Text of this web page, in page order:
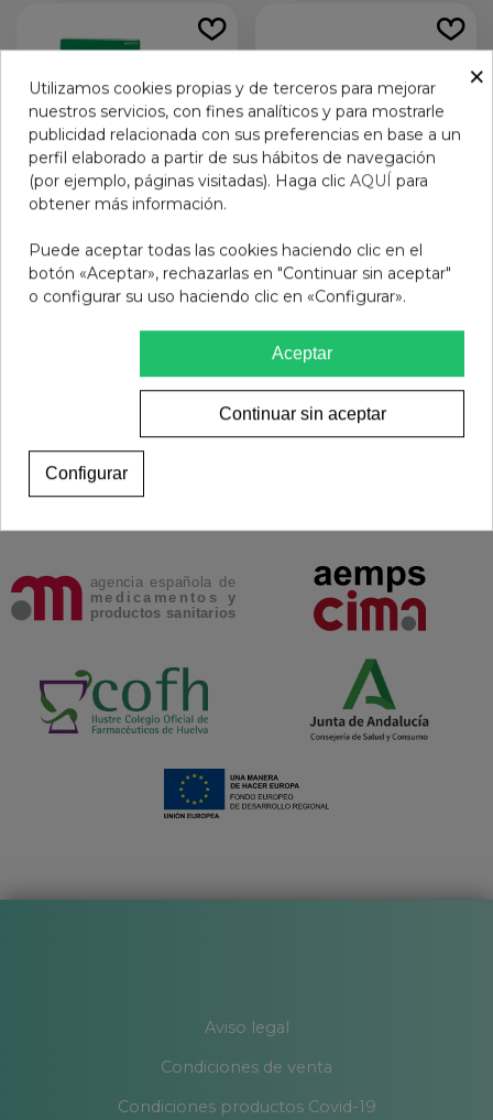
PROPALCOF 15 mg/5 ml
JARABE 1 FRASCO 200
8,77 €
Añadir al carrito
CINFATOS
EXPECTORANTE 2 mg/ml
ORAL 1 FRASCO 200 ml
9,24 €
Añadir al carrito
Aviso legal
Condiciones de venta
Condiciones productos Covid-19
×
Utilizamos cookies propias y de terceros para mejorar
nuestros servicios, con fines analíticos y para mostrarle
publicidad relacionada con sus preferencias en base a un
perfil elaborado a partir de sus hábitos de navegación
(por ejemplo, páginas visitadas). Haga clic AQUÍ para
obtener más información.
Puede aceptar todas las cookies haciendo clic en el
botón «Aceptar», rechazarlas en "Continuar sin aceptar"
o configurar su uso haciendo clic en «Configurar».
Aceptar
Continuar sin aceptar
Configurar